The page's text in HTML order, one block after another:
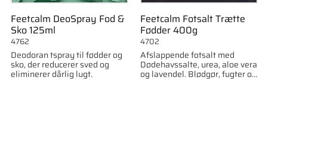
Feetcalm DeoSpray Fod &
Sko 125ml
Deodoran tspray til fødder og
sko, der reducerer sved og
eliminerer dårlig lugt.
4762
Feetcalm Fotsalt Trætte
Fødder 400g
Afslappende fotsalt med
Dødehavssalte, urea, aloe vera
og lavendel. Blødgør, fugter og
4702